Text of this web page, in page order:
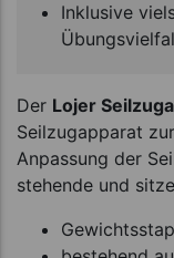
Inklusive
Der Lojer
Seilzugapparat
Anpassung der
stehende und